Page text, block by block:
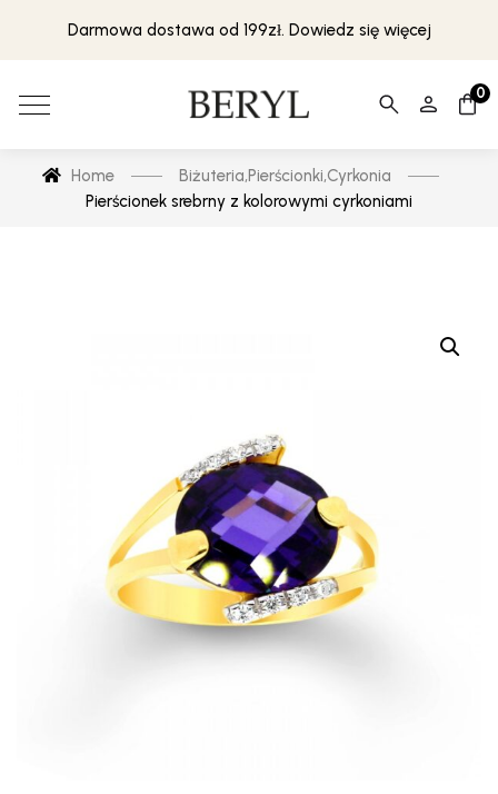
Darmowa dostawa od 199zł. Dowiedz się więcej
0
Home Biżuteria,Pierścionki,Cyrkonia
Pierścionek srebrny z kolorowymi cyrkoniami